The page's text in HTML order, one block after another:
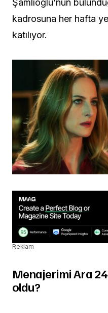
Şamlıoğlu’nun
kadrosuna her hafta
katılıyor.
Reklam
Menajerimi Ara
oldu?